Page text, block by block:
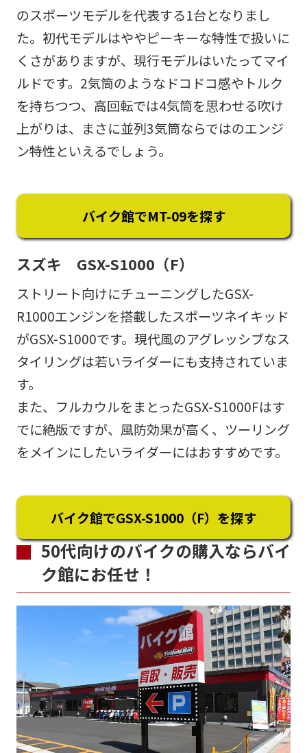
のスポーツモデルを代表する1台となりまし
た。初代モデルはややピーキーな特性で扱いに
くさがありますが、現行モデルはいたってマイ
ルドです。2気筒のようなドコドコ感やトルク
を持ちつつ、高回転では4気筒を思わせる吹け
上がりは、まさに並列3気筒ならではのエンジ
ン特性といえるでしょう。
バイク館でMT-09を探す
スズキ GSX-S1000（F）
ストリート向けにチューニングしたGSX-
R1000エンジンを搭載したスポーツネイキッド
がGSX-S1000です。現代風のアグレッシブなス
タイリングは若いライダーにも支持されていま
す。
また、フルカウルをまとったGSX-S1000Fはす
でに絶版ですが、風防効果が高く、ツーリング
をメインにしたいライダーにはおすすめです。
バイク館でGSX-S1000（F）を探す
50代向けのバイクの購入ならバイ
ク館にお任せ！